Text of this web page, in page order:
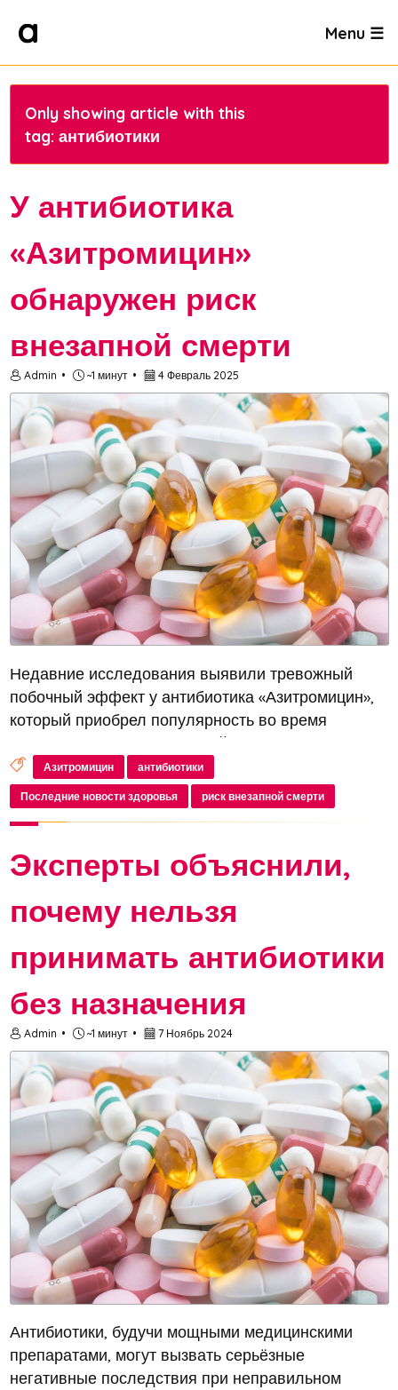
Menu ☰
Only showing article with this
tag: антибиотики
У антибиотика
«Азитромицин»
обнаружен риск
внезапной смерти
Admin ~1 минут 4 Февраль 2025
Недавние исследования выявили тревожный
побочный эффект у антибиотика «Азитромицин»,
который приобрел популярность во время
пандемии COVID-19. Главный редактор
медиздания «Стационар-пресс» Алексей Никонов
сообщил об этом в своем Telegram-канале. Согл...
Азитромицин антибиотики
Последние новости здоровья риск внезапной смерти
Эксперты объяснили,
почему нельзя
принимать антибиотики
без назначения
Admin ~1 минут 7 Ноябрь 2024
Антибиотики, будучи мощными медицинскими
препаратами, могут вызвать серьёзные
негативные последствия при неправильном